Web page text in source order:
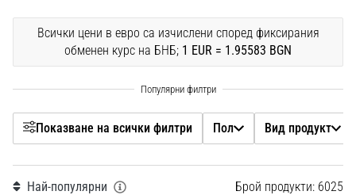
ЕВРО
и
обувки
от
Nike,
adidas
Всички цени в евро са изчислени според фиксирания
обменен курс на БНБ; 1 EUR = 1.95583 BGN
Показване на всички филтри Пол Вид продукт
цвят
Най-популярни Брой продукти: 6025